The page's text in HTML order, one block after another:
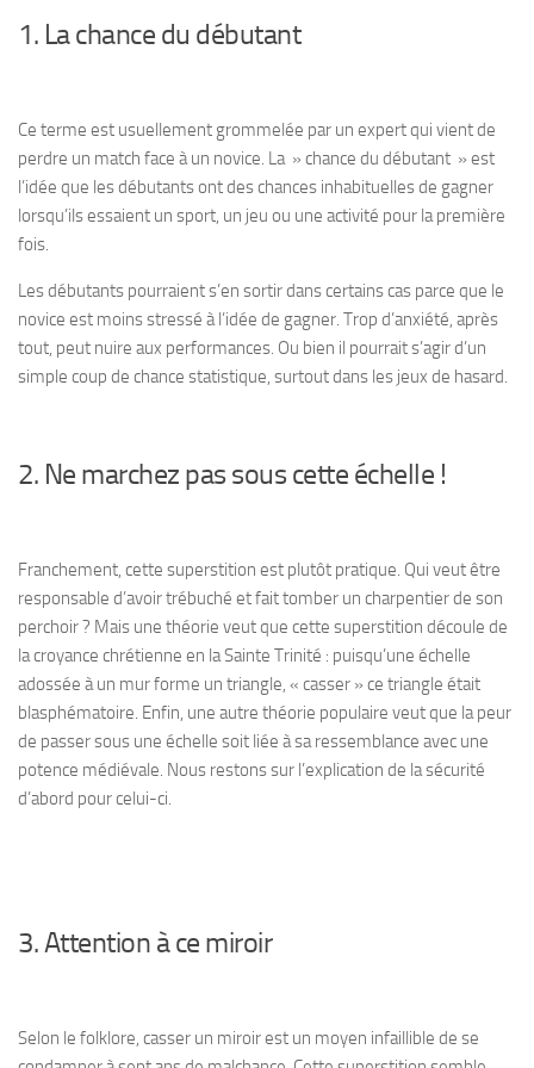
1. La chance du débutant
Ce terme est usuellement grommelée par un expert qui vient de
perdre un match face à un novice. La » chance du débutant » est
l’idée que les débutants ont des chances inhabituelles de gagner
lorsqu’ils essaient un sport, un jeu ou une activité pour la première
fois.
Les débutants pourraient s’en sortir dans certains cas parce que le
novice est moins stressé à l’idée de gagner. Trop d’anxiété, après
tout, peut nuire aux performances. Ou bien il pourrait s’agir d’un
simple coup de chance statistique, surtout dans les jeux de hasard.
2. Ne marchez pas sous cette échelle !
Franchement, cette superstition est plutôt pratique. Qui veut être
responsable d’avoir trébuché et fait tomber un charpentier de son
perchoir ? Mais une théorie veut que cette superstition découle de
la croyance chrétienne en la Sainte Trinité : puisqu’une échelle
adossée à un mur forme un triangle, « casser » ce triangle était
blasphématoire. Enfin, une autre théorie populaire veut que la peur
de passer sous une échelle soit liée à sa ressemblance avec une
potence médiévale. Nous restons sur l’explication de la sécurité
d’abord pour celui-ci.
3. Attention à ce miroir
Selon le folklore, casser un miroir est un moyen infaillible de se